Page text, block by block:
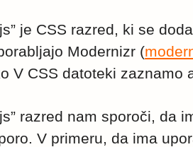
je CSS razred, ki se
Modernizr (
V CSS datoteki zaznamo
razred nam sporoči, da
V primeru, da ima